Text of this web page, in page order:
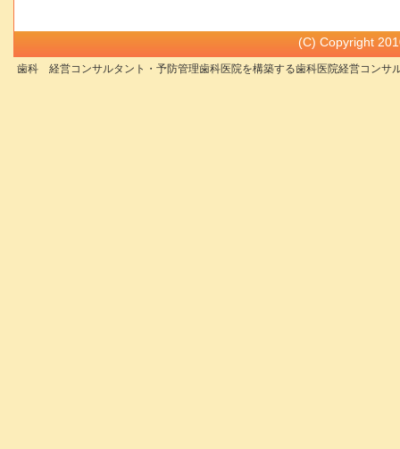
(C) Copyright
歯科 経営コンサルタント・予防管理歯科医院を構築する歯科医院経営コンサ